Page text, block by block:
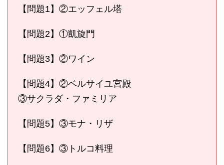
【問題1】②エッフェル塔
【問題2】①凱旋門
【問題3】②ワイン
【問題4】②ベルサイユ宮殿
③サクラダ・ファミリア
【問題5】③モナ・リザ
【問題6】③トルコ料理